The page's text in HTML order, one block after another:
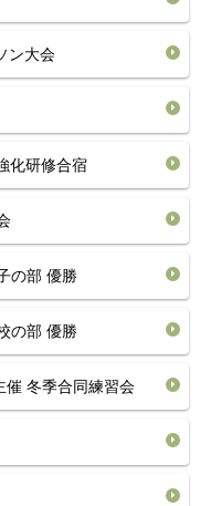
ン大会
化研修合宿
の部 優勝
の部 優勝
催 冬季合同練習会